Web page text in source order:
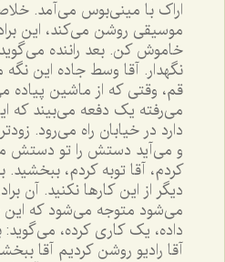
اراک با مينى‌بوس مى‌آمد.
موسيقى روشن مى‌کند، اين
خاموش کن. بعد راننده
نگهدار. آقا وسط جاده اين نگه
قم، وقتى که از ماشين پياده
مى‌رفته يک دفعه مى‌بيند که
دارد در خيابان راه مى‌رود.
و مى‌آيد دستش را تو دستش
کردم، آقا توبه کردم،
ديگر از اين کارها نکنيد. آن
مى‌شود متوجه مى‌شود که اين
داده، يک کارى کرده، مى‌گويد:
آقا راديو روشن کرديم آقا